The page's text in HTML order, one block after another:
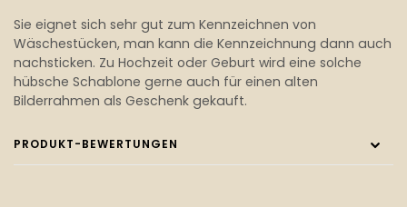
Sie eignet sich sehr gut zum Kennzeichnen von
Wäschestücken, man kann die Kennzeichnung dann auch
nachsticken. Zu Hochzeit oder Geburt wird eine solche
hübsche Schablone gerne auch für einen alten
Bilderrahmen als Geschenk gekauft.
PRODUKT-BEWERTUNGEN